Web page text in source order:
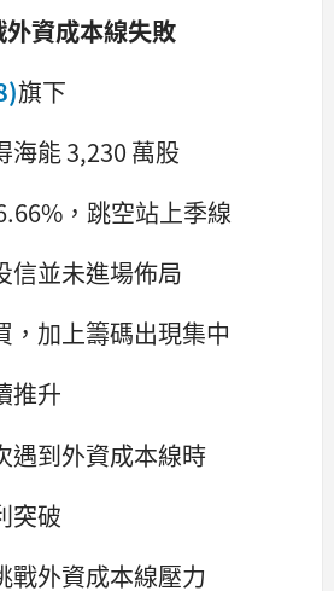
資成本線失敗
旗下
海能 3,230 萬股
，跳空站上季線
信並未進場佈局
，加上籌碼出現集中
推升
遇到外資成本線時
突破
戰外資成本線壓力